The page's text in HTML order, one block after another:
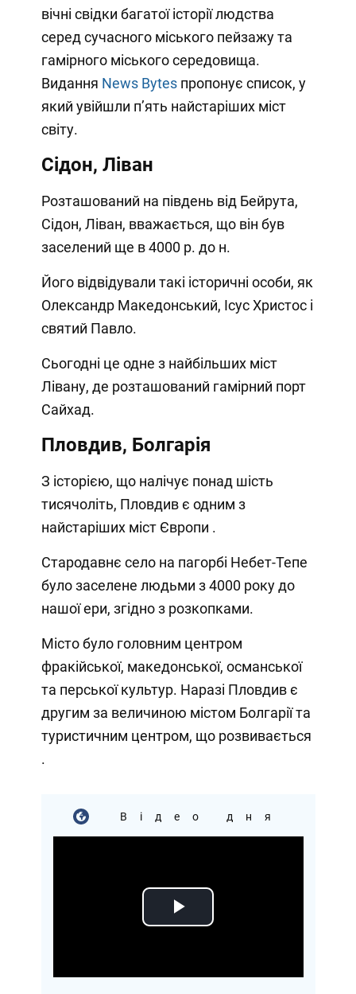
вічні свідки багатої історії людства
серед сучасного міського пейзажу та
гамірного міського середовища.
Видання News Bytesпропонує список, у
який увійшли п’ять найстаріших міст
світу.
Сідон, Ліван
Розташований на південь від Бейрута,
Сідон, Ліван, вважається, що він був
заселений ще в 4000 р. до н.
Його відвідували такі історичні особи, як
Олександр Македонський, Ісус Христос і
святий Павло.
Сьогодні це одне з найбільших міст
Лівану, де розташований гамірний порт
Сайхад.
Пловдив, Болгарія
З історією, що налічує понад шість
тисячоліть, Пловдив є одним з
найстаріших міст Європи .
Стародавнє село на пагорбі Небет-Тепе
було заселене людьми з 4000 року до
нашої ери, згідно з розкопками.
Місто було головним центром
фракійської, македонської, османської
та перської культур. Наразі Пловдив є
другим за величиною містом Болгарії та
туристичним центром, що розвивається
.
Відео дня
Play